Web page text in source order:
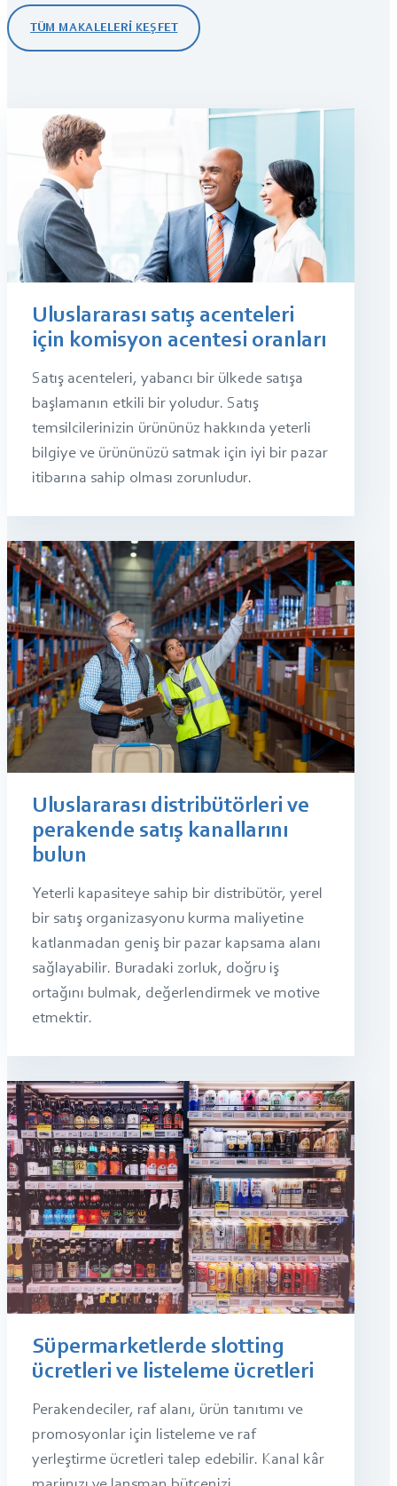
TÜM MAKALELERI KEŞFET
Uluslararası satış acenteleri
için komisyon acentesi oranları
Satış acenteleri, yabancı bir ülkede satışa
başlamanın etkili bir yoludur. Satış
temsilcilerinizin ürününüz hakkında yeterli
bilgiye ve ürününüzü satmak için iyi bir pazar
itibarına sahip olması zorunludur.
Uluslararası distribütörleri ve
perakende satış kanallarını
bulun
Yeterli kapasiteye sahip bir distribütör, yerel
bir satış organizasyonu kurma maliyetine
katlanmadan geniş bir pazar kapsama alanı
sağlayabilir. Buradaki zorluk, doğru iş
ortağını bulmak, değerlendirmek ve motive
etmektir.
Süpermarketlerde slotting
ücretleri ve listeleme ücretleri
Perakendeciler, raf alanı, ürün tanıtımı ve
promosyonlar için listeleme ve raf
yerleştirme ücretleri talep edebilir. Kanal kâr